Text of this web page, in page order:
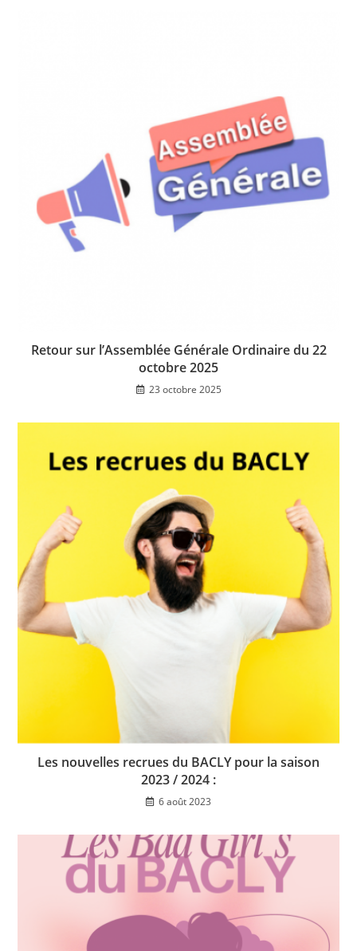
Retour sur l’Assemblée Générale Ordinaire du 22
octobre 2025
23 octobre 2025
Les nouvelles recrues du BACLY pour la saison
2023 / 2024 :
6 août 2023